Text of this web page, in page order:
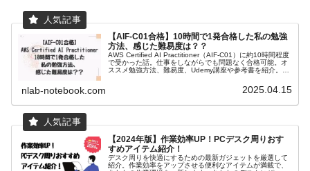
【AIF-C01合格】10時間で1発合格した私の勉強
方法、感じた難易度は？？
AWS Certified AI Practitioner（AIF-C01）に約10時間程度
で受かった話。仕事をしながらでも問題なく合格可能。オ
ススメ勉強方法、難易度、Udemy講座や参考書を紹介。短
nlab-notebook.com 2025.04.15
【2024年版】作業効率UP！PCデスク周りおす
すめアイテム紹介！
デスク周りを快適にするための最新ガジェットを厳選して
紹介。作業効率をアップさせる便利なアイテムが満載で、